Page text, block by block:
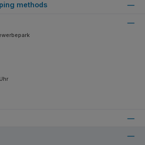
methods